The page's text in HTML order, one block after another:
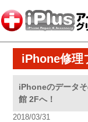
iPhone修理
iPhoneのデータ
館 2Fへ！
2018/03/31